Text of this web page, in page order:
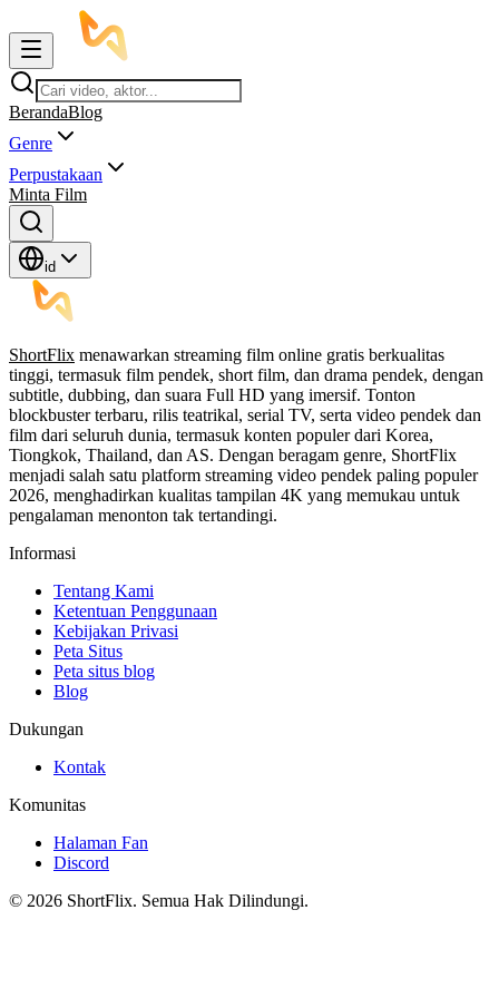
BerandaBlog
Genre
Perpustakaan
Minta Film
id
ShortFlix menawarkan streaming film online gratis berkualitas
tinggi, termasuk film pendek, short film, dan drama pendek, dengan
subtitle, dubbing, dan suara Full HD yang imersif. Tonton
blockbuster terbaru, rilis teatrikal, serial TV, serta video pendek dan
film dari seluruh dunia, termasuk konten populer dari Korea,
Tiongkok, Thailand, dan AS. Dengan beragam genre, ShortFlix
menjadi salah satu platform streaming video pendek paling populer
2026, menghadirkan kualitas tampilan 4K yang memukau untuk
pengalaman menonton tak tertandingi.
Informasi
Tentang Kami
Ketentuan Penggunaan
Kebijakan Privasi
Peta Situs
Peta situs blog
Blog
Dukungan
Kontak
Komunitas
Halaman Fan
Discord
© 2026 ShortFlix. Semua Hak Dilindungi.